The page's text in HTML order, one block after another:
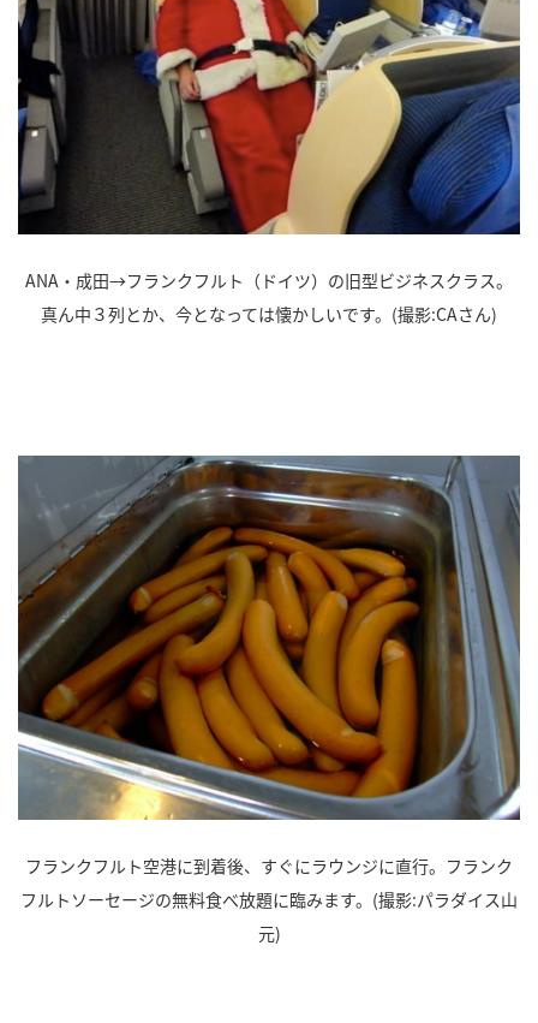
ANA・成田→フランクフルト（ドイツ）の旧型ビジネスクラス。
真ん中３列とか、今となっては懐かしいです。(撮影:CAさん)
フランクフルト空港に到着後、すぐにラウンジに直行。フランク
フルトソーセージの無料食べ放題に臨みます。(撮影:パラダイス山
元)